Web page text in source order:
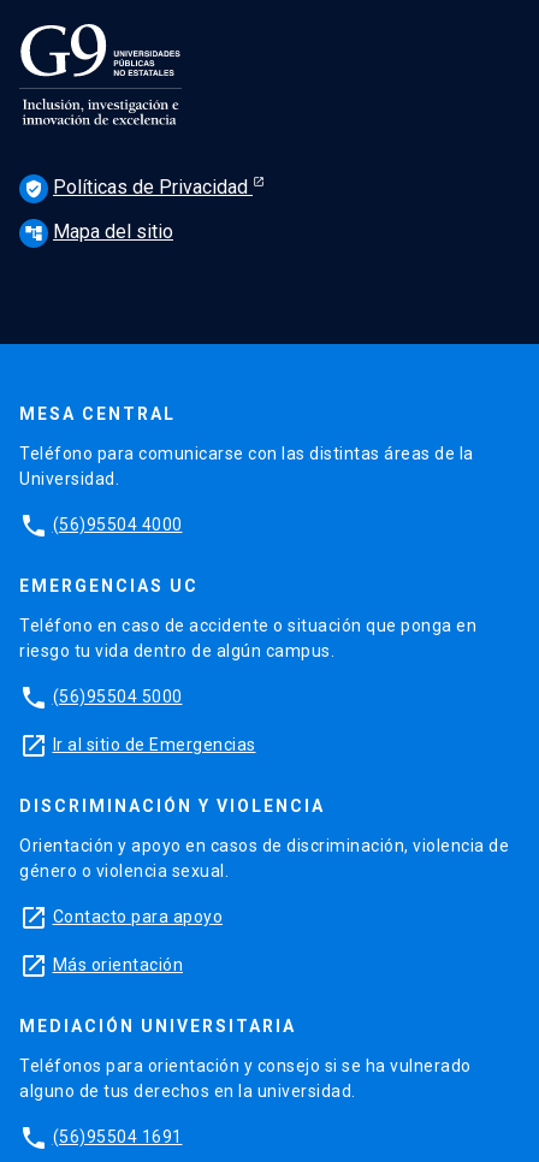
verified_user Políticas de Privacidad
account_tree Mapa del sitio
MESA CENTRAL
Teléfono para comunicarse con las distintas áreas de la
Universidad.
phone (56)95504 4000
EMERGENCIAS UC
Teléfono en caso de accidente o situación que ponga en
riesgo tu vida dentro de algún campus.
phone (56)95504 5000
launch Ir al sitio de Emergencias
DISCRIMINACIÓN Y VIOLENCIA
Orientación y apoyo en casos de discriminación, violencia de
género o violencia sexual.
launch Contacto para apoyo
launch Más orientación
MEDIACIÓN UNIVERSITARIA
Teléfonos para orientación y consejo si se ha vulnerado
alguno de tus derechos en la universidad.
phone (56)95504 1691